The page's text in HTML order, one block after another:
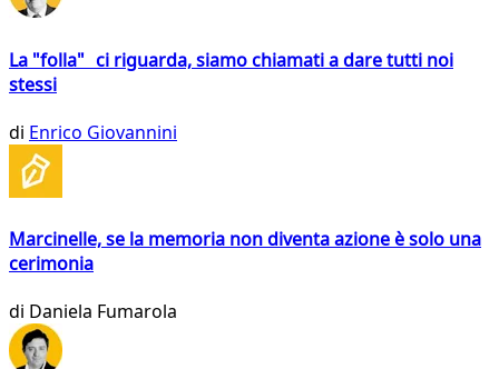
La "folla" ci riguarda, siamo chiamati a dare tutti noi
stessi
di Enrico Giovannini
Marcinelle, se la memoria non diventa azione è solo una
cerimonia
di Daniela Fumarola